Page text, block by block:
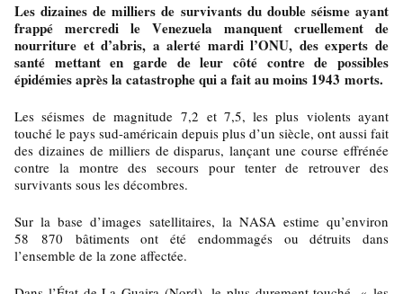
Les dizaines de milliers de survivants du double séisme ayant
frappé mercredi le Venezuela manquent cruellement de
nourriture et d’abris, a alerté mardi l’ONU, des experts de
santé mettant en garde de leur côté contre de possibles
épidémies après la catastrophe qui a fait au moins 1943 morts.
Les séismes de magnitude 7,2 et 7,5, les plus violents ayant
touché le pays sud-américain depuis plus d’un siècle, ont aussi fait
des dizaines de milliers de disparus, lançant une course effrénée
contre la montre des secours pour tenter de retrouver des
survivants sous les décombres.
Sur la base d’images satellitaires, la NASA estime qu’environ
58 870 bâtiments ont été endommagés ou détruits dans
l’ensemble de la zone affectée.